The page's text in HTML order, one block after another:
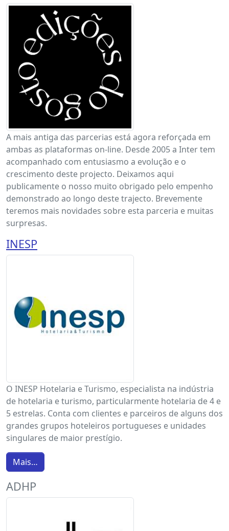
A mais antiga das parcerias está agora reforçada em
ambas as plataformas on-line. Desde 2005 a Inter tem
acompanhado com entusiasmo a evolução e o
crescimento deste projecto. Deixamos aqui
publicamente o nosso muito obrigado pelo empenho
demonstrado ao longo deste trajecto. Brevemente
teremos mais novidades sobre esta parceria e muitas
surpresas.
INESP
O INESP Hotelaria e Turismo, especialista na indústria
de hotelaria e turismo, particularmente hotelaria de 4 e
5 estrelas. Conta com clientes e parceiros de alguns dos
grandes grupos hoteleiros portugueses e unidades
singulares de maior prestígio.
Mais…
ADHP